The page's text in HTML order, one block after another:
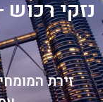
נזקי
זירת